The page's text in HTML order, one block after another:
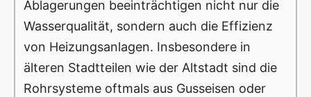
Ablagerungen beeinträchtigen nicht nur die
Wasserqualität, sondern auch die Effizienz
von Heizungsanlagen. Insbesondere in
älteren Stadtteilen wie der Altstadt sind die
Rohrsysteme oftmals aus Gusseisen oder